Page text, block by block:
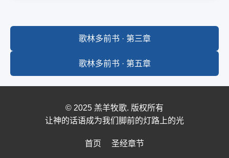
歌林多前书 · 第三章
歌林多前书 · 第五章
© 2025 羔羊牧歌. 版权所有
让神的话语成为我们脚前的灯路上的光
首页 圣经章节